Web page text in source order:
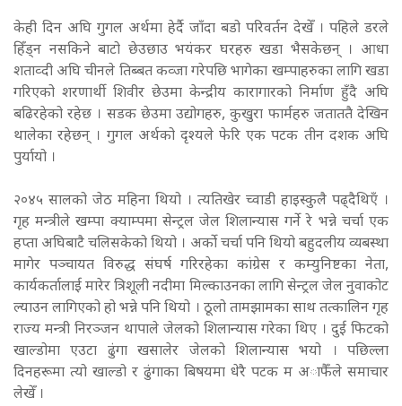
केही दिन अघि गुगल अर्थमा हेर्दै जाँदा बडो परिवर्तन देखेँ । पहिले डरले
हिँड्न नसकिने बाटो छेउछाउ भयंकर घरहरु खडा भैसकेछन् । आधा
शताव्दी अघि चीनले तिब्बत कव्जा गरेपछि भागेका खम्पाहरुका लागि खडा
गरिएको शरणार्थी शिवीर छेउमा केन्द्रीय कारागारको निर्माण हुँदै अघि
बढिरहेको रहेछ । सडक छेउमा उद्योगहरु, कुखुरा फार्महरु जताततै देखिन
थालेका रहेछन् । गुगल अर्थको दृश्यले फेरि एक पटक तीन दशक अघि
पुर्यायो ।
२०४५ सालको जेठ महिना थियो । त्यतिखेर च्वाडी हाइस्कुलै पढ्दैथिएँ ।
गृह मन्त्रीले खम्पा क्याम्पमा सेन्ट्रल जेल शिलान्यास गर्ने रे भन्ने चर्चा एक
हप्ता अघिबाटै चलिसकेको थियो । अर्को चर्चा पनि थियो बहुदलीय व्यबस्था
मागेर पञ्चायत विरुद्ध संघर्ष गरिरहेका कांग्रेस र कम्युनिष्टका नेता,
कार्यकर्तालाई मारेर त्रिशूली नदीमा मिल्काउनका लागि सेन्ट्रल जेल नुवाकोट
ल्याउन लागिएको हो भन्ने पनि थियो । ठूलो तामझामका साथ तत्कालिन गृह
राज्य मन्त्री निरञ्जन थापाले जेलको शिलान्यास गरेका थिए । दुई फिटको
खाल्डोमा एउटा ढुंगा खसालेर जेलको शिलान्यास भयो । पछिल्ला
दिनहरूमा त्यो खाल्डो र ढुंगाका बिषयमा धेरै पटक म अाफैँले समाचार
लेखेँ ।